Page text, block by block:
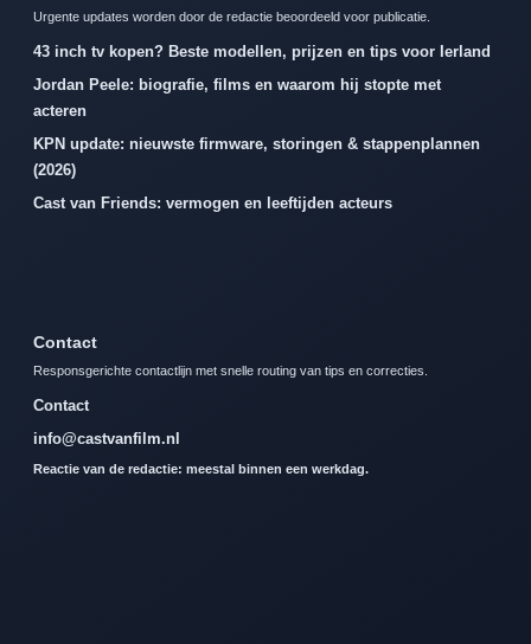
Urgente updates worden door de redactie beoordeeld voor publicatie.
43 inch tv kopen? Beste modellen, prijzen en tips voor Ierland
Jordan Peele: biografie, films en waarom hij stopte met
acteren
KPN update: nieuwste firmware, storingen & stappenplannen
(2026)
Cast van Friends: vermogen en leeftijden acteurs
Contact
Responsgerichte contactlijn met snelle routing van tips en correcties.
Contact
info@castvanfilm.nl
Reactie van de redactie: meestal binnen een werkdag.